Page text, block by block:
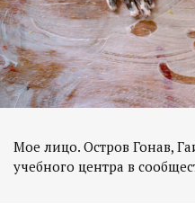
Мое лицо. Остров Гонав,
учебного центра в